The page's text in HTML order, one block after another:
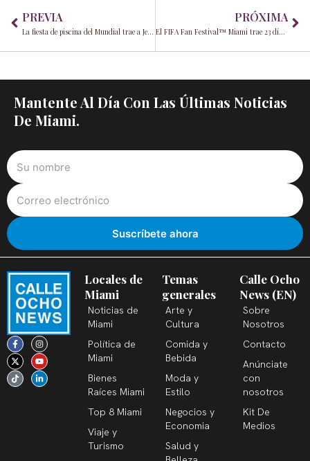
PREVIA
La fiesta de piscina del Mundial trae a Jessi Uribe al Seminole Hard Rock Hollywood
PRÓXIMA
El FIFA Fan Festival™ Miami trae 23 días de energía gratuita del Mundial a Bayfront Park
Mantente Al Día Con Las Últimas Noticias
De Miami.
F
a
c
e
b
o
o
I
n
s
t
a
g
r
X
-
t
w
i
t
t
Y
o
u
t
u
b
e
T
i
k
t
o
k
L
i
n
k
e
d
i
Locales de
Miami
Noticias de
Miami
Política de
Miami
Bienes
Raíces Miami
Top 8 Miami
Viaje y
Turismo
Temas
generales
Arte y
Cultura
Comida y
Bebida
Moda y
Estilo
Negocios y
Economia
Salud y
Calle Ocho
News (EN)
Sobre
Nosotros
Contacto
Anúnciate
con
nosotros
Kit De
Medios